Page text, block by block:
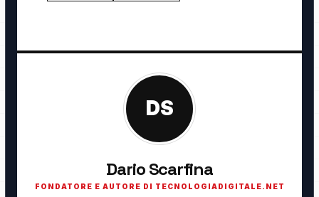
DS
Dario Scarfina
FONDATORE E AUTORE DI TECNOLOGIADIGITALE.NET